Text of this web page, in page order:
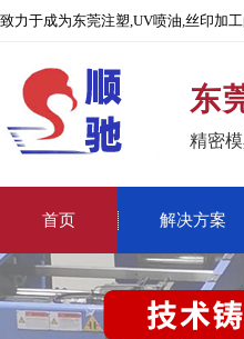
致力于成为东莞注塑,UV喷油,丝印加
东
精密
首页 解决方案